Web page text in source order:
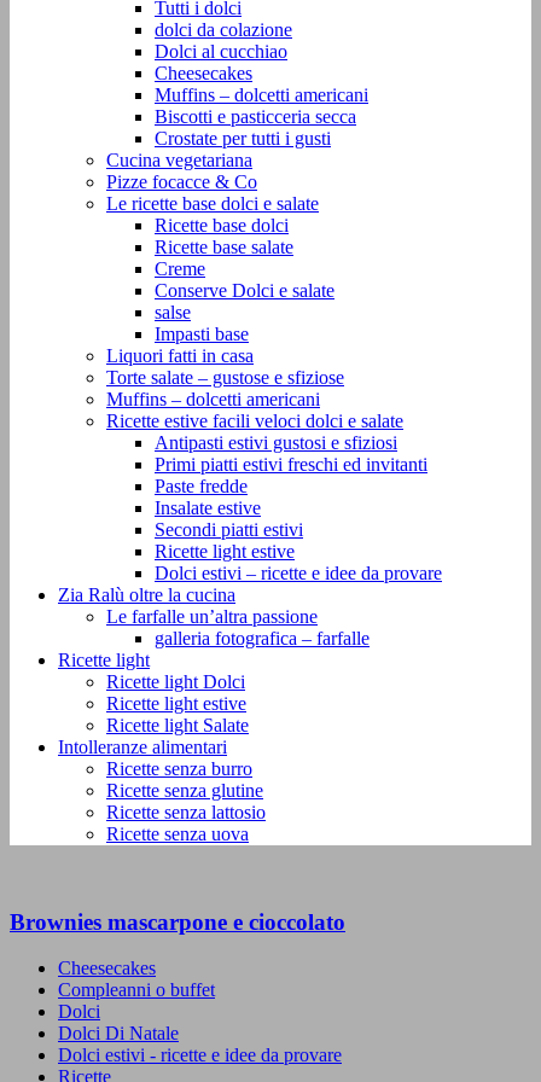
Tutti i dolci
dolci da colazione
Dolci al cucchiao
Cheesecakes
Muffins – dolcetti americani
Biscotti e pasticceria secca
Crostate per tutti i gusti
Cucina vegetariana
Pizze focacce & Co
Le ricette base dolci e salate
Ricette base dolci
Ricette base salate
Creme
Conserve Dolci e salate
salse
Impasti base
Liquori fatti in casa
Torte salate – gustose e sfiziose
Muffins – dolcetti americani
Ricette estive facili veloci dolci e salate
Antipasti estivi gustosi e sfiziosi
Primi piatti estivi freschi ed invitanti
Paste fredde
Insalate estive
Secondi piatti estivi
Ricette light estive
Dolci estivi – ricette e idee da provare
Zia Ralù oltre la cucina
Le farfalle un’altra passione
galleria fotografica – farfalle
Ricette light
Ricette light Dolci
Ricette light estive
Ricette light Salate
Intolleranze alimentari
Ricette senza burro
Ricette senza glutine
Ricette senza lattosio
Ricette senza uova
Brownies mascarpone e cioccolato
Cheesecakes
Compleanni o buffet
Dolci
Dolci Di Natale
Dolci estivi - ricette e idee da provare
Ricette